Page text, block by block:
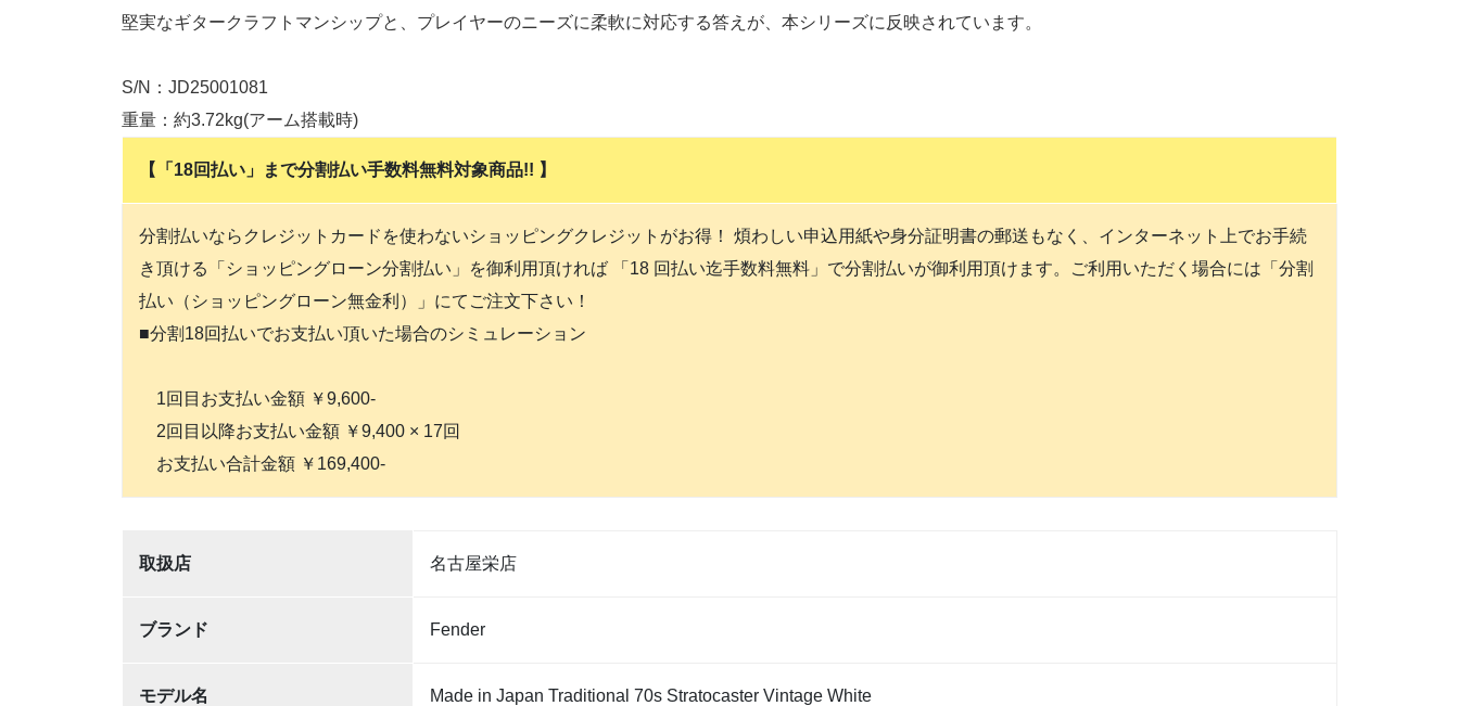
堅実なギタークラフトマンシップと、プレイヤーのニーズに柔軟に対応する答えが、本シリーズに反映されています。
S/N：JD25001081
重量：約3.72kg(アーム搭載時)
【「18回払い」まで分割払い手数料無料対象商品!! 】
分割払いならクレジットカードを使わないショッピングクレジットがお得！ 煩わしい申込用紙や身分証明書の郵送もなく、インターネット上でお手続
き頂ける「ショッピングローン分割払い」を御利用頂ければ 「18 回払い迄手数料無料」で分割払いが御利用頂けます。ご利用いただく場合には「分割
払い（ショッピングローン無金利）」にてご注文下さい！
■分割18回払いでお支払い頂いた場合のシミュレーション
1回目お支払い金額 ￥9,600-
2回目以降お支払い金額 ￥9,400 × 17回
お支払い合計金額 ￥169,400-
取扱店 名古屋栄店
ブランド Fender
モデル名 Made in Japan Traditional 70s Stratocaster Vintage White